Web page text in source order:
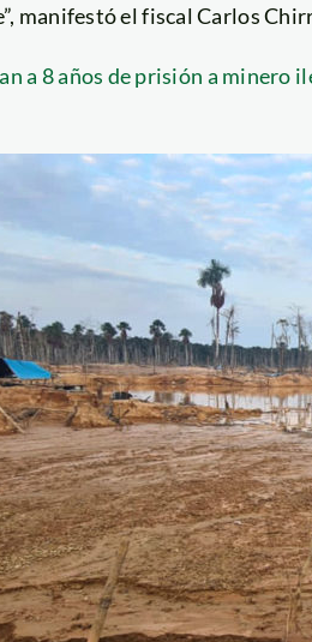
manifestó el fiscal Carlos
a 8 años de prisión a minero